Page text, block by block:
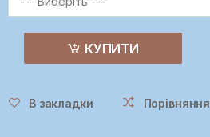
КУПИТИ
В закладки Порівняння